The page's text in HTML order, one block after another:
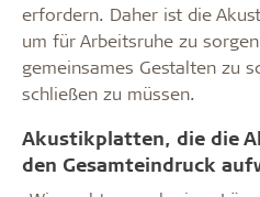
erfordern. Daher ist die
um für Arbeitsruhe zu
gemeinsames Gestalten zu
schließen zu müssen.
Akustikplatten, die die
den Gesamteindruck